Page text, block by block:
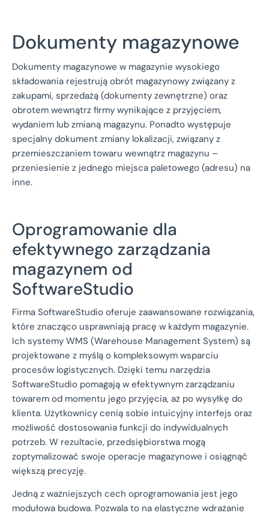
Dokumenty magazynowe
Dokumenty magazynowe w magazynie wysokiego
składowania rejestrują obrót magazynowy związany z
zakupami, sprzedażą (dokumenty zewnętrzne) oraz
obrotem wewnątrz firmy wynikające z przyjęciem,
wydaniem lub zmianą magazynu. Ponadto występuje
specjalny dokument zmiany lokalizacji, związany z
przemieszczaniem towaru wewnątrz magazynu –
przeniesienie z jednego miejsca paletowego (adresu) na
inne.
Oprogramowanie dla
efektywnego zarządzania
magazynem od
SoftwareStudio
Firma SoftwareStudio oferuje zaawansowane rozwiązania,
które znacząco usprawniają pracę w każdym magazynie.
Ich systemy WMS (Warehouse Management System) są
projektowane z myślą o kompleksowym wsparciu
procesów logistycznych. Dzięki temu narzędzia
SoftwareStudio pomagają w efektywnym zarządzaniu
towarem od momentu jego przyjęcia, aż po wysyłkę do
klienta. Użytkownicy cenią sobie intuicyjny interfejs oraz
możliwość dostosowania funkcji do indywidualnych
potrzeb. W rezultacie, przedsiębiorstwa mogą
zoptymalizować swoje operacje magazynowe i osiągnąć
większą precyzję.
Jedną z ważniejszych cech oprogramowania jest jego
modułowa budowa. Pozwala to na elastyczne wdrażanie